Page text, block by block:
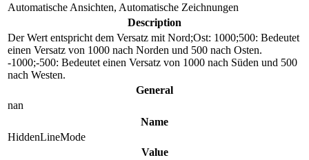
Automatische Ansichten, Automatische Zeichnungen
Description
Der Wert entspricht dem Versatz mit Nord;Ost: 1000;500: Bedeutet
einen Versatz von 1000 nach Norden und 500 nach Osten.
-1000;-500: Bedeutet einen Versatz von 1000 nach Süden und 500
nach Westen.
General
nan
Name
HiddenLineMode
Value